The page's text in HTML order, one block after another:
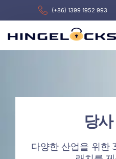
(+86) 1399 1952 993
당
다양한 산업을 위한